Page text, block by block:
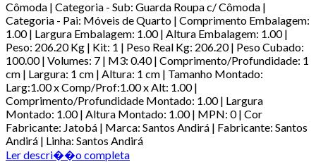
Cômoda | Categoria - Sub: Guarda Roupa c/ Cômoda |
Categoria - Pai: Móveis de Quarto | Comprimento Embalagem:
1.00 | Largura Embalagem: 1.00 | Altura Embalagem: 1.00 |
Peso: 206.20 Kg | Kit: 1 | Peso Real Kg: 206.20 | Peso Cubado:
100.00 | Volumes: 7 | M3: 0.40 | Comprimento/Profundidade: 1
cm | Largura: 1 cm | Altura: 1 cm | Tamanho Montado:
Larg:1.00 x Comp/Prof:1.00 x Alt: 1.00 |
Comprimento/Profundidade Montado: 1.00 | Largura
Montado: 1.00 | Altura Montado: 1.00 | MPN: 0 | Cor
Fabricante: Jatobá | Marca: Santos Andirá | Fabricante: Santos
Andirá | Linha: Santos Andirá
Ler descri��o completa